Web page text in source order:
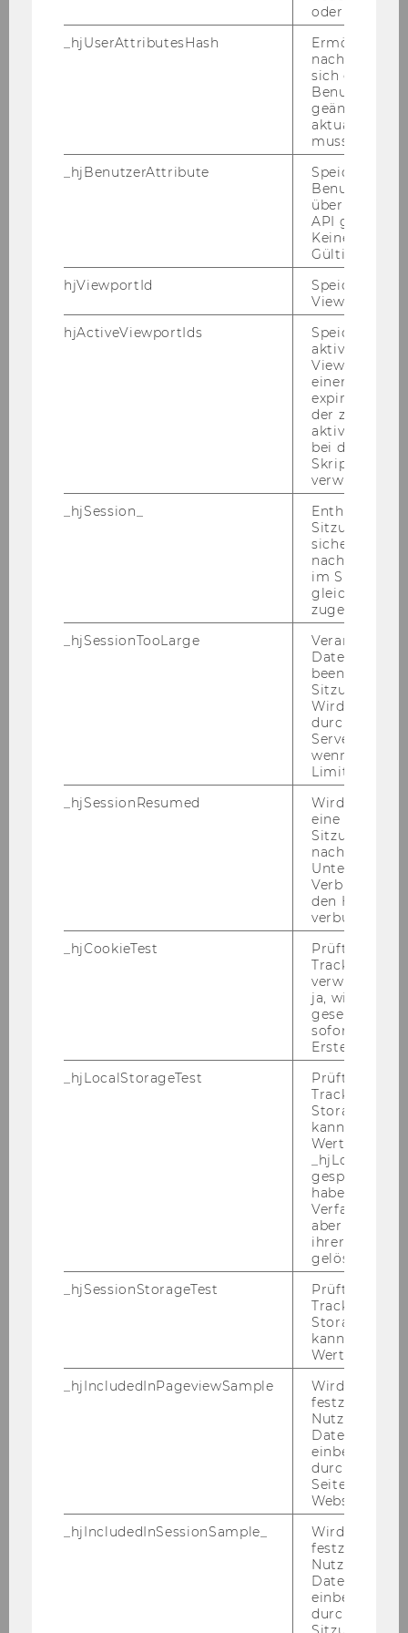
Stu­di­en­platz im ExInt Mas­ter­pro­gram,
war mir klar, dass ich ein Aus­tausch­se­
mes­ter ab­sol­vie­ren würde. Die nun ge­
mach­ten Er­fah­run­gen las­sen mich diese
Ent­schei­dung kei­nes­falls be­reu­en. So­
wohl fach­lich, wie auch per­sön­lich habe
ich von die­sem Schritt sehr pro­fi­tiert. Für
die ‚NUCB‘ in Na­go­ya, Japan, habe ich
mich auf Grund der aus­ge­präg­ten in­ter­
na­tio­na­len Aus­rich­tung des ‚Glo­bal Lea­
der Pro­gram's‘, sowie der zen­tra­len Lage
im Land ent­schie­den. Mit dem Hoch­ge­
schwin­dig­keits­zug ‚Shink­an­sen‘ er­reicht
man von dort aus so­wohl Tokio als auch
Osaka in 50-​100min. Na­go­ya ist somit der
idea­le Start­punkt, um ganz Japan zu er­
kun­den. Dank der Kon­tak­te zu lo­ka­len
Stu­den­ten konn­te ich ei­ni­ge span­nen­de
Ein­bli­cke in das Leben, der sonst ge­gen­
über Aus­län­dern so ver­schlos­se­nen, Ja­
pa­nern er­hal­ten. An die­ser Uni haben
mich die doch so un­ter­schied­li­chen
Blick­win­kel, Her­an­ge­hens­wei­sen und
auch Ge­schäfts­prak­ti­ken fas­zi­niert. Diese
ken­nen­zu­ler­nen kann ich nur jedem wei­
ter­emp­feh­len, der einen in­ter­na­tio­na­len
Lars Li­pecz, Na­go­ya Uni­ver­si­ty of Com­
mer­ce and Busi­ness in Japan (WS
Aktuelles
Assessmentphase
Finanzwirtschaft und Rechnungswesen
oder nicht.
_hjUserAttributesHash
Ermöglicht
sich ein
geändert hat
aktualisiert
muss.
_hjBenutzerAttribute
Speichert
über die
API gesendet
Keine
hjViewportId
Speichert
Viewport-
hjActiveViewportIds
Speichert die
aktiven
Viewports.
einen
der zur
aktiver
bei der
verwendet
_hjSession_
Enthält die
sicher, dass
im
gleichen
zugeordnet
_hjSessionTooLarge
Veranlasst
beenden,
Sitzung zu
Wird
durch ein
Servers
wenn die
Limit
_hjSessionResumed
Wird gesetzt,
eine
Sitzung/
nach einer
Verbindung
den Hotjar-
verbunden
_hjCookieTest
Prüft, ob der
Tracking
verwenden
ja, wird ein
gesetzt. Wird
sofort nach
Erstellung
_hjLocalStorageTest
Prüft, ob der
Tracking
Storage
kann. Wenn
Wert 1
haben keine
Verfallszeit,
aber fast
ihrer
gelöscht.
_hjSessionStorageTest
Prüft, ob der
Tracking
Storage
kann. Wenn
Wert von 1
_hjIncludedInPageviewSample
Wird gesetzt,
festzustellen,
Nutzer in die
einbezogen
durch das
Website
_hjIncludedInSessionSample_
Wird gesetzt,
festzustellen,
Nutzer in die
einbezogen
durch das
Sitzungslimit